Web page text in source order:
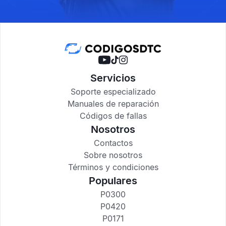
Servicios
Soporte especializado
Manuales de reparación
Códigos de fallas
Nosotros
Contactos
Sobre nosotros
Términos y condiciones
Populares
P0300
P0420
P0171